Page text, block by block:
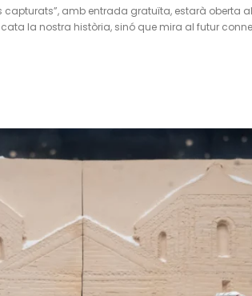
capturats”, amb entrada gratuïta, estarà oberta
la nostra història, sinó que mira al futur